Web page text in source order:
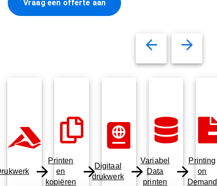
Vraag een offerte aan
Printen
en
kopiëren
Digitaal
drukwerk
Variabel
Data
printen
Printing
on
Demand